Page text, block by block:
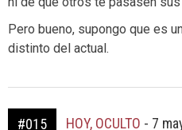
Pero bueno, supongo que es
distinto del actual.
#015 HOY, OCULTO - 7